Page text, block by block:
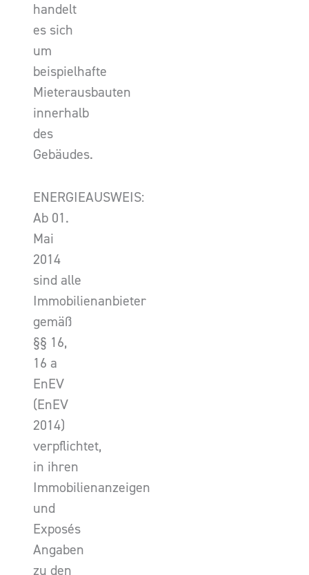
handelt
es sich
um
beispielhafte
Mieterausbauten
innerhalb
des
Gebäudes.
ENERGIEAUSWEIS:
Ab 01.
Mai
2014
sind alle
Immobilienanbieter
gemäß
§§ 16,
16 a
EnEV
(EnEV
2014)
verpflichtet,
in ihren
Immobilienanzeigen
und
Exposés
Angaben
zu den